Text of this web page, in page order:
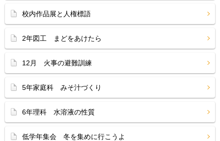
校内作品展と人権標語
2年図工 まどをあけたら
12月 火事の避難訓練
5年家庭科 みそ汁づくり
6年理科 水溶液の性質
低学年集会 冬を集めに行こうよ